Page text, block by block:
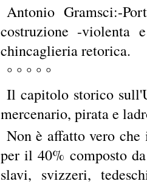
Antonio Gramsci:-
costruzione -
chincaglieria retorica.
° ° ° ° °
Il capitolo storico
mercenario, pirata e
Non è affatto vero
per il 40% composto
slavi, svizzeri,